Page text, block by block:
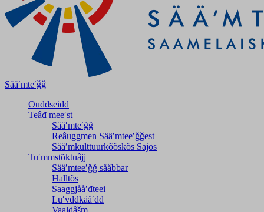
Sääʹmteʹǧǧ
Ouddseidd
Teâđ meeʹst
Sääʹmteʹǧǧ
Reâuggmen Sääʹmteeʹǧǧest
Sääʹmkulttuurkõõskõs Sajos
Tuʹmmstõktuâjj
Sääʹmteeʹǧǧ sååbbar
Halltõs
Saaǥǥjååʹđteei
Luʹvddkååʹdd
Vaaldâšm